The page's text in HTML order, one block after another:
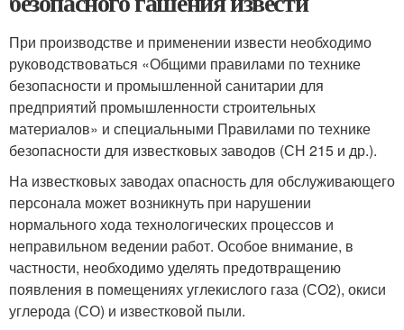
При производстве и применении извести необходимо
руководствоваться «Общими правилами по технике
безопасности и промышленной санитарии для
предприятий промышленности строительных
материалов» и специальными Правилами по технике
безопасности для известковых заводов (СН 215 и др.).
На известковых заводах опасность для обслуживающего
персонала может возникнуть при нарушении
нормального хода технологических процессов и
неправильном ведении работ. Особое внимание, в
частности, необходимо уделять предотвращению
появления в помещениях углекислого газа (СО2), окиси
углерода (СО) и известковой пыли.